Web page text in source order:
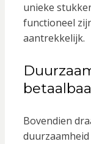
unieke
functioneel
aantrekkelijk.
Bovendien